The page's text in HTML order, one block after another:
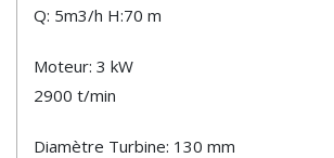
Q: 5m3/h H:70 m
Moteur: 3 kW
2900 t/min
Diamètre Turbine: 130 mm